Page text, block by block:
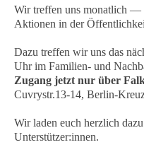
Wir treffen uns monatlich —
Aktionen in der
Dazu treffen wir uns das
Uhr im Familien- und
Zugang jetzt nur über
Cuvrystr.13-14, Berlin-
Wir laden euch herzlich
Unterstützer:innen.